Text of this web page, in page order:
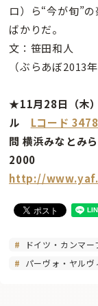
ロ）ら“今が旬”
ばかりだ。
文：笹田和人
（ぶらあぼ2013
★11月28日（木
ル Lコード
問 横浜みなとみ
2000
http://
ドイツ・カンマ
パーヴォ・ヤルヴ